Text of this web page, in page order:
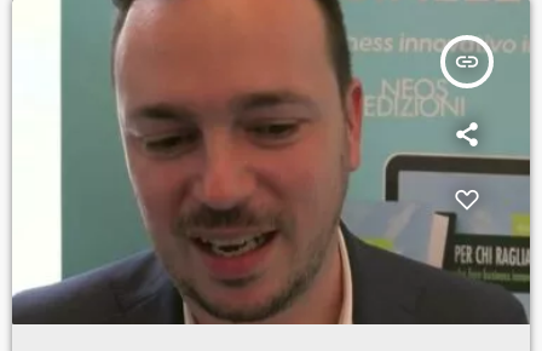
insert_link